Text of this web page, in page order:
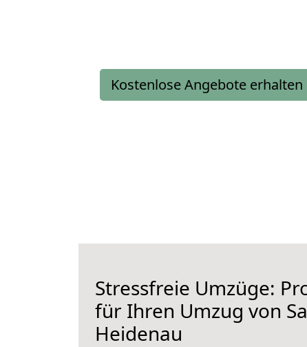
Kostenlose Angebote erhalten
Stressfreie Umzüge:
für Ihren Umzug von
Heidenau